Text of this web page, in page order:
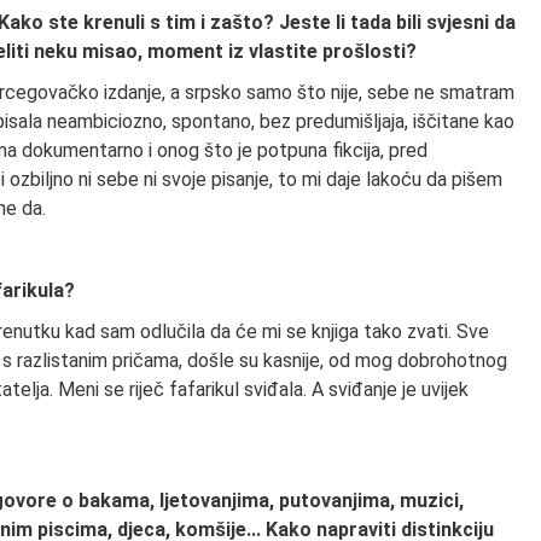
ste krenuli s tim i zašto? Jeste li tada bili svjesni da
neku misao, moment iz vlastite prošlosti?
izdanje, a srpsko samo što nije, sebe ne smatram
neambiciozno, spontano, bez predumišljaja, iščitane kao
dokumentarno i onog što je potpuna fikcija, pred
ni sebe ni svoje pisanje, to mi daje lakoću da pišem
da.
kad sam odlučila da će mi se knjiga tako zvati. Sve
razlistanim pričama, došle su kasnije, od mog dobrohotnog
Meni se riječ fafarikul sviđala. A sviđanje je uvijek
o bakama, ljetovanjima, putovanjima, muzici,
piscima, djeca, komšije... Kako napraviti distinkciju